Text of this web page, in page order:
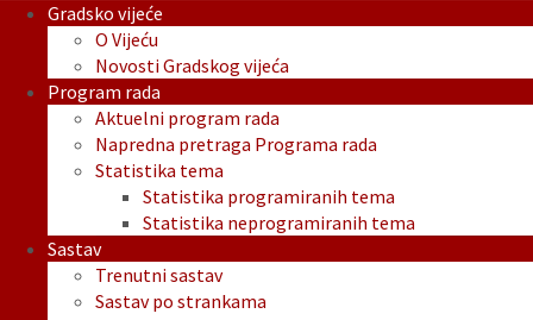
Gradsko vijeće
O Vijeću
Novosti Gradskog vijeća
Program rada
Aktuelni program rada
Napredna pretraga Programa rada
Statistika tema
Statistika programiranih tema
Statistika neprogramiranih tema
Sastav
Trenutni sastav
Sastav po strankama